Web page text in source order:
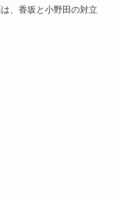
、香坂と小野田の対立